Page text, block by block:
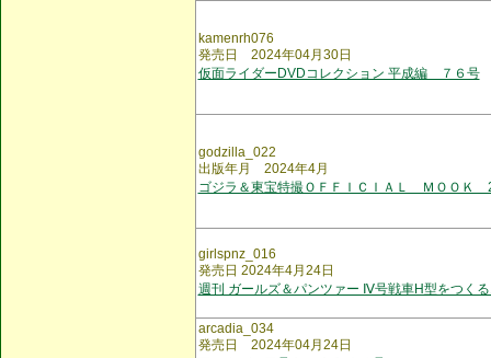
kamenrh076
発売日 2024年04月30日
仮面ライダーDVDコレクション 平成編 ７６号
godzilla_022
出版年月 2024年4月
ゴジラ＆東宝特撮ＯＦＦＩＣＩＡＬ ＭＯＯＫ
girlspnz_016
発売日 2024年4月24日
週刊 ガールズ＆パンツァー Ⅳ号戦車H型をつく
arcadia_034
発売日 2024年04月24日